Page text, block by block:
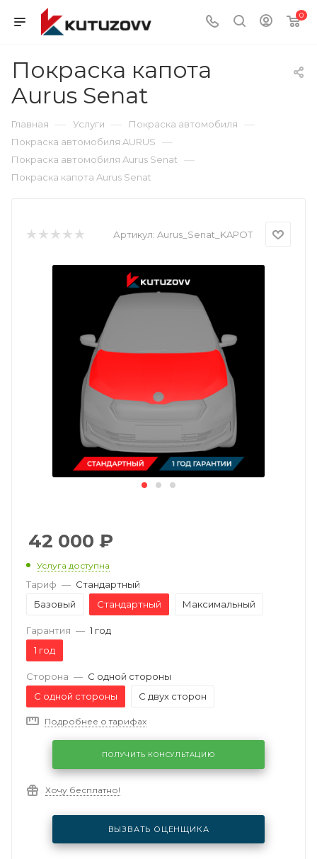
0
Покраска капота
Aurus Senat
Главная — Услуги — Покраска автомобиля —
Покраска автомобиля AURUS —
Покраска автомобиля Aurus Senat —
Покраска капота Aurus Senat
Артикул: Aurus_Senat_KAPOT
42 000 ₽
Услуга доступна
Тариф — Стандартный
Базовый
Стандартный Максимальный
Гарантия — 1 год
1 год
Сторона — С одной стороны
С одной стороны
С двух сторон
Подробнее о тарифах
ПОЛУЧИТЬ КОНСУЛЬТАЦИЮ
Хочу бесплатно!
ВЫЗВАТЬ ОЦЕНЩИКА